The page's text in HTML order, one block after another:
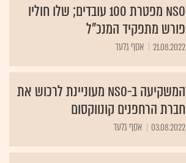
NSO מפטרת 100 עובדים; שלו חוליו
פורש מתפקיד המנכ"ל
21.08.2022 אסף גלעד
המשקיעה ב-NSO מעוניינת לרכוש את
חברת הרחפנים קונווקסום
03.08.2022 אסף גלעד